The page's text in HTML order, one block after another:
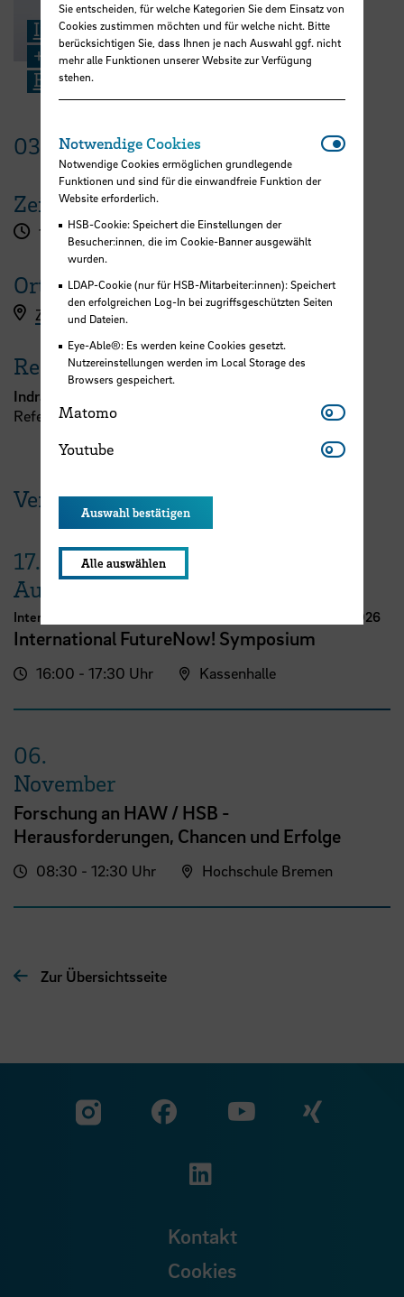
Indra Smith
+49 421 5905 2225
E-Mail
03. Juli2025
Zeit
13:00 - 13:30 Uhr
Ort
Zoom
Referent:in
Indra Smith
Referat 7 - Forschung und Transfer
Veranstaltungen der HSB
17.
August
International Week Computer Science and Digital Media 2026
International FutureNow! Symposium
16:00 - 17:30 Uhr Kassenhalle
06.
November
Forschung an HAW / HSB -
Herausforderungen, Chancen und Erfolge
08:30 - 12:30 Uhr Hochschule Bremen
Zur Übersichtsseite
Zu unserer Facebook
Zu
Zu unserer
Kontakt
Cookies
Sie entscheiden, für welche Kategorien Sie dem Einsatz von
Cookies zustimmen möchten und für welche nicht. Bitte
berücksichtigen Sie, dass Ihnen je nach Auswahl ggf. nicht
mehr alle Funktionen unserer Website zur Verfügung
stehen.
Notwendige Cookies
Notwendige Cookies ermöglichen grundlegende
Funktionen und sind für die einwandfreie Funktion der
Website erforderlich.
HSB-Cookie: Speichert die Einstellungen der
Besucher:innen, die im Cookie-Banner ausgewählt
wurden.
LDAP-Cookie (nur für HSB-Mitarbeiter:innen): Speichert
den erfolgreichen Log-In bei zugriffsgeschützten Seiten
und Dateien.
Eye-Able®: Es werden keine Cookies gesetzt.
Nutzereinstellungen werden im Local Storage des
Browsers gespeichert.
Matomo Matomo
Youtube Youtube
Auswahl bestätigen
Alle auswählen